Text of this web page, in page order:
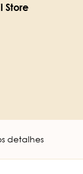
Store
detalhes